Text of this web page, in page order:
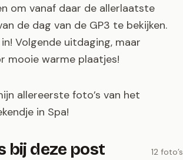
om vanaf daar de allerlaatste
de dag van de GP3 te bekijken.
Volgende uitdaging, maar
mooie warme plaatjes!
allereerste foto’s van het
in Spa!
bij deze post 12 foto’s